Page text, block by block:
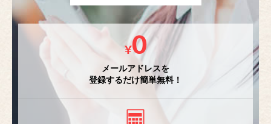
メールアドレスを
登録するだけ簡単無料！